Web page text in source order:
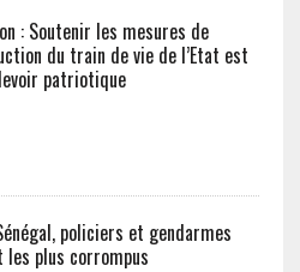
: Soutenir les mesures de
du train de vie de l’Etat est
patriotique
policiers et gendarmes
les plus corrompus